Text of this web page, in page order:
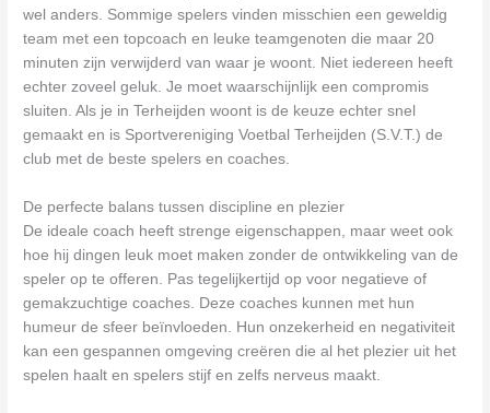
wel anders. Sommige spelers vinden misschien een geweldig
team met een topcoach en leuke teamgenoten die maar 20
minuten zijn verwijderd van waar je woont. Niet iedereen heeft
echter zoveel geluk. Je moet waarschijnlijk een compromis
sluiten. Als je in Terheijden woont is de keuze echter snel
gemaakt en is Sportvereniging Voetbal Terheijden (S.V.T.) de
club met de beste spelers en coaches.
De perfecte balans tussen discipline en plezier
De ideale coach heeft strenge eigenschappen, maar weet ook
hoe hij dingen leuk moet maken zonder de ontwikkeling van de
speler op te offeren. Pas tegelijkertijd op voor negatieve of
gemakzuchtige coaches. Deze coaches kunnen met hun
humeur de sfeer beïnvloeden. Hun onzekerheid en negativiteit
kan een gespannen omgeving creëren die al het plezier uit het
spelen haalt en spelers stijf en zelfs nerveus maakt.